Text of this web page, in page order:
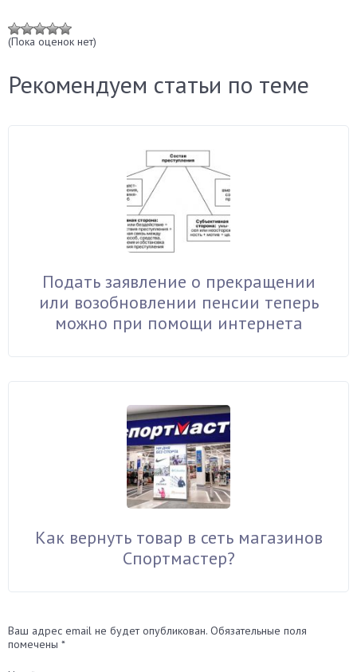
(Пока оценок нет)
Рекомендуем статьи по теме
Подать заявление о прекращении
или возобновлении пенсии теперь
можно при помощи интернета
Как вернуть товар в сеть магазинов
Спортмастер?
Ваш адрес email не будет опубликован. Обязательные поля
помечены *